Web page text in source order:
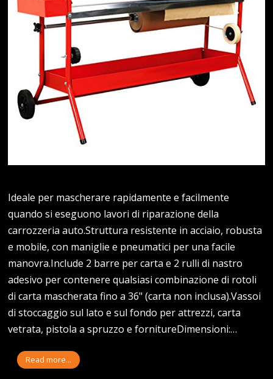
Ideale per mascherare rapidamente e facilmente
quando si eseguono lavori di riparazione della
carrozzeria auto.Struttura resistente in acciaio, robusta
e mobile, con maniglie e pneumatici per una facile
manovra.Include 2 barre per carta e 2 rulli di nastro
adesivo per contenere qualsiasi combinazione di rotoli
di carta mascherata fino a 36" (carta non inclusa).Vassoi
di stoccaggio sul lato e sul fondo per attrezzi, carta
vetrata, pistola a spruzzo e fornitureDimensioni:…
Read more...